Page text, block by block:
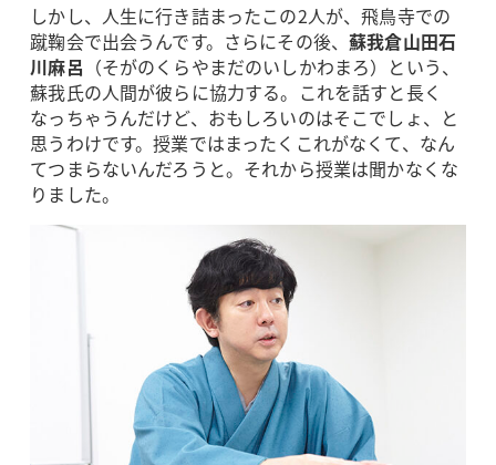
しかし、人生に行き詰まったこの2人が、飛鳥寺での
蹴鞠会で出会うんです。さらにその後、蘇我倉山田石
川麻呂 （そがのくらやまだのいしかわまろ）という、
蘇我氏の人間が彼らに協力する。これを話すと長く
なっちゃうんだけど、おもしろいのはそこでしょ、と
思うわけです。授業ではまったくこれがなくて、なん
てつまらないんだろうと。それから授業は聞かなくな
りました。